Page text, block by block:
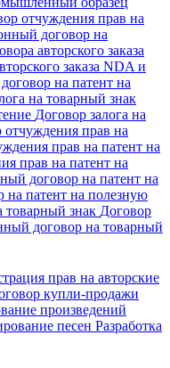
отчуждения прав на
договор на
авторского заказа
заказа NDA и
на патент на
на товарный знак
Договор залога на
отчуждения прав на
прав на патент на
прав на патент на
договор на патент на
патент на полезную
товарный знак Договор
договор на товарный
прав на авторские
купли-продажи
произведений
песен Разработка